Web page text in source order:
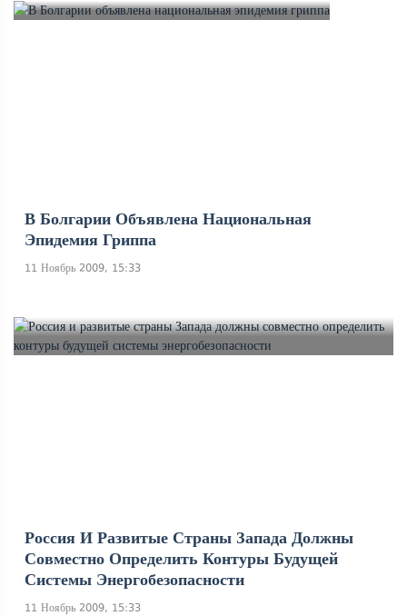
В Болгарии Объявлена Национальная
Эпидемия Гриппа
11 Ноябрь 2009, 15:33
Россия И Развитые Страны Запада Должны
Совместно Определить Контуры Будущей
Системы Энергобезопасности
11 Ноябрь 2009, 15:33